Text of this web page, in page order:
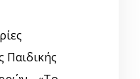
Παιδικής